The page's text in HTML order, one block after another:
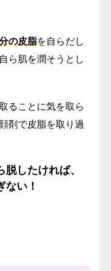
の皮脂を自らだし
ら肌を潤そうとし
ることに気を取ら
剤で皮脂を取り過
したければ、
ない！